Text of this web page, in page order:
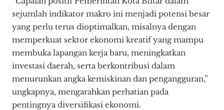
sejumlah indikator makro ini menjadi potensi besar
yang perlu terus dioptimalkan, misalnya dengan
memperkuat sektor ekonomi kreatif yang mampu
membuka lapangan kerja baru, meningkatkan
investasi daerah, serta berkontribusi dalam
menurunkan angka kemiskinan dan pengangguran,”
ungkapnya, mengarahkan perhatian pada
pentingnya diversifikasi ekonomi.